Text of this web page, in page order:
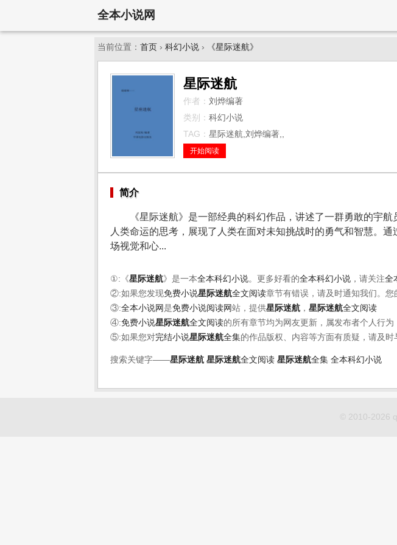
全本小说网
当前位置： 首页 › 科幻小说 › 《星际迷航》
星际迷航
作者： 刘烨编著
类别： 科幻小说
TAG： 星际迷航,刘烨编著,,
开始阅读
简介
《星际迷航》是一部经典的科幻作品，讲述了一群勇敢的宇
人类命运的思考，展现了人类在面对未知挑战时的勇气和智慧。
场视觉和心...
①:《星际迷航》是一本全本科幻小说。更多好看的全本科幻小说 ，请关注全
②:如果您发现免费小说星际迷航全文阅读章节有错误，请及时通知我们。您
③:全本小说网是免费小说阅读网站，提供星际迷航 ， 星际迷航全文阅读
④:免费小说星际迷航全文阅读的所有章节均为网友更新，属发布者个人行为
⑤:如果您对完结小说星际迷航全集的作品版权、内容等方面有质疑，请及
搜索关键字——星际迷航 星际迷航全文阅读 星际迷航全集 全本科幻小说
© 2010-2026